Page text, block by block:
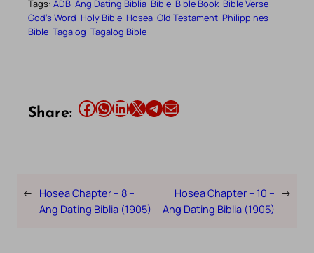
Tags: ADB Ang Dating Biblia Bible Bible Book Bible Verse
God’s Word Holy Bible Hosea Old Testament Philippines
Bible Tagalog Tagalog Bible
Share: Share this article on Facebook Share this article on WhatsApp Share this article on LinkedIn Share this article on X Share this article on TelegramEmail this Article
← Hosea Chapter – 8 –
Ang Dating Biblia (1905)
Hosea Chapter – 10 –
Ang Dating Biblia (1905)
→